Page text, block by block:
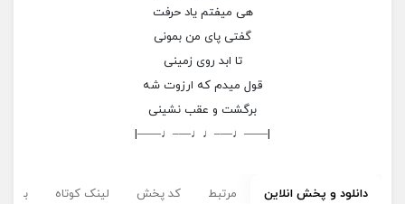
هی میفتم یاد حرفت
گفتی پای من بمونی
تا ابد روی زمینی
قول میدم که ارزوت شه
برگشت و عقب نشینی
|——♩—–♩♩—–♩——|
دانلود و پخش انلاین مرتبط کد پخش لینک کوتاه